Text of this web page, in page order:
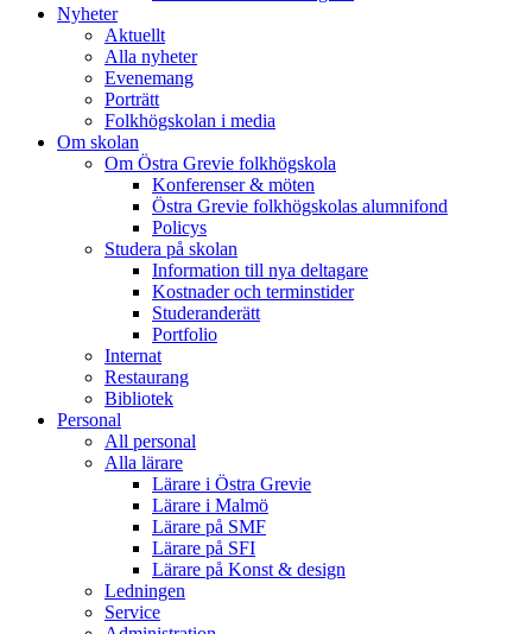
Nyheter
Aktuellt
Alla nyheter
Evenemang
Porträtt
Folkhögskolan i media
Om skolan
Om Östra Grevie folkhögskola
Konferenser & möten
Östra Grevie folkhögskolas alumnifond
Policys
Studera på skolan
Information till nya deltagare
Kostnader och terminstider
Studeranderätt
Portfolio
Internat
Restaurang
Bibliotek
Personal
All personal
Alla lärare
Lärare i Östra Grevie
Lärare i Malmö
Lärare på SMF
Lärare på SFI
Lärare på Konst & design
Ledningen
Service